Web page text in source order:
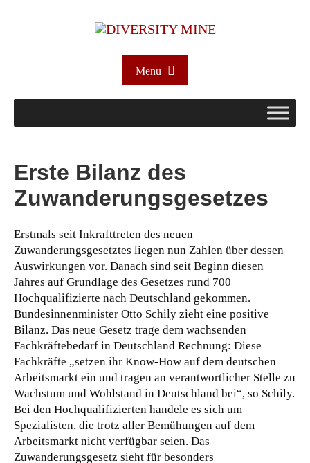
Menu
Erste Bilanz des
Zuwanderungsgesetzes
Erstmals seit Inkrafttreten des neuen
Zuwanderungsgesetztes liegen nun Zahlen über dessen
Auswirkungen vor. Danach sind seit Beginn diesen
Jahres auf Grundlage des Gesetzes rund 700
Hochqualifizierte nach Deutschland gekommen.
Bundesinnenminister Otto Schily zieht eine positive
Bilanz. Das neue Gesetz trage dem wachsenden
Fachkräftebedarf in Deutschland Rechnung: Diese
Fachkräfte „setzen ihr Know-How auf dem deutschen
Arbeitsmarkt ein und tragen an verantwortlicher Stelle zu
Wachstum und Wohlstand in Deutschland bei“, so Schily.
Bei den Hochqualifizierten handele es sich um
Spezialisten, die trotz aller Bemühungen auf dem
Arbeitsmarkt nicht verfügbar seien. Das
Zuwanderungsgesetz sieht für besonders